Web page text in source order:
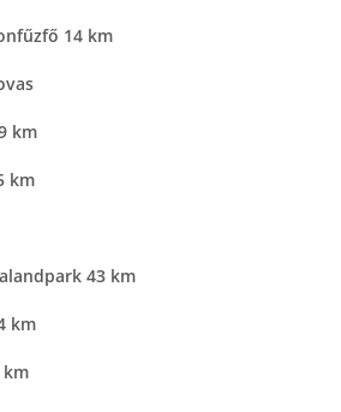
14 km
km
km
43 km
km
km